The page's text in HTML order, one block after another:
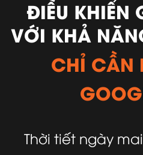
ĐIỀU KHIỂN
VỚI KHẢ
CHỈ CẦN
Thời tiết ngày mai